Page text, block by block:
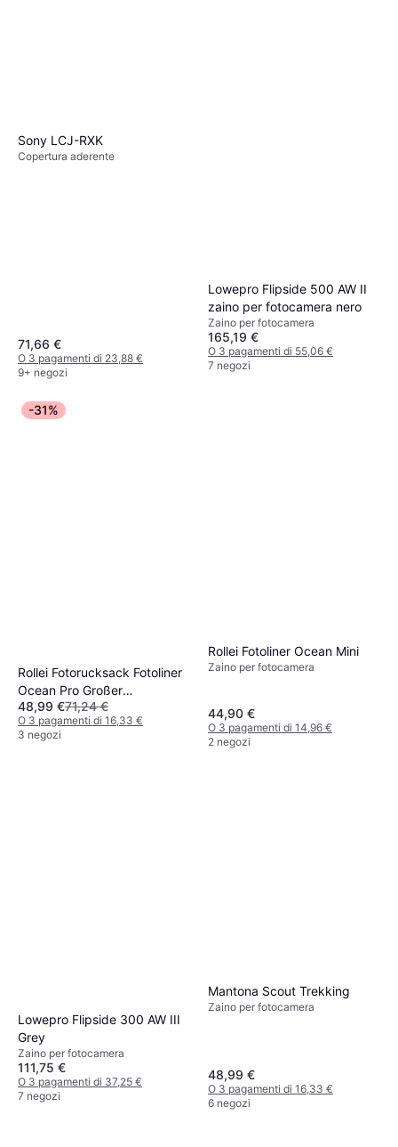
Sony LCJ-RXK
Copertura aderente
71,66 €
O 3 pagamenti di 23,88 €
9+ negozi
Lowepro Flipside 500 AW II
zaino per fotocamera nero
Zaino per fotocamera
165,19 €
O 3 pagamenti di 55,06 €
7 negozi
-31%
Rollei Fotorucksack Fotoliner
Ocean Pro Großer
Kamerarucksack in Grau
48,99 €71,24 €
O 3 pagamenti di 16,33 €
3 negozi
Rollei Fotoliner Ocean Mini
Zaino per fotocamera
44,90 €
O 3 pagamenti di 14,96 €
2 negozi
Lowepro Flipside 300 AW III
Grey
Zaino per fotocamera
111,75 €
O 3 pagamenti di 37,25 €
7 negozi
Mantona Scout Trekking
Zaino per fotocamera
48,99 €
O 3 pagamenti di 16,33 €
6 negozi